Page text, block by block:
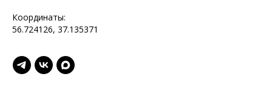
Координаты:
56.724126, 37.135371